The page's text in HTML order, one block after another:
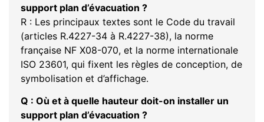
support plan d’évacuation ?
R : Les principaux textes sont le Code du travail
(articles R.4227-34 à R.4227-38), la norme
française NF X08-070, et la norme internationale
ISO 23601, qui fixent les règles de conception, de
symbolisation et d’affichage.
Q : Où et à quelle hauteur doit-on installer un
support plan d’évacuation ?